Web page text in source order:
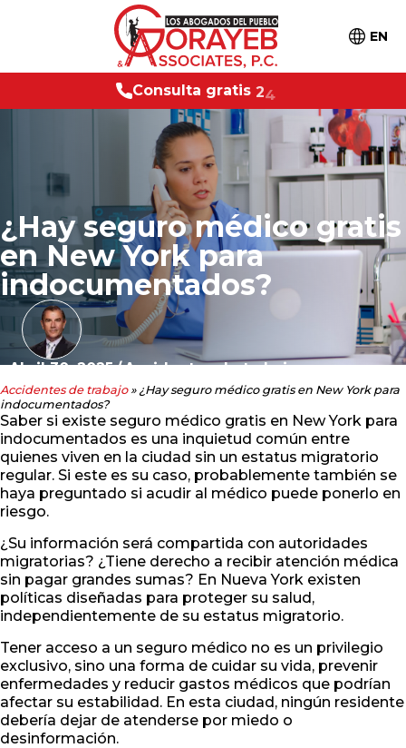
EN
Co
nsulta gratis 24
¿Hay seguro médico gratis
en New York para
indocumentados?
Abril 30, 2025/Accidentes de trabajo
Accidentes de trabajo» ¿Hay seguro médico gratis en New York para
indocumentados?
Saber si existe seguro médico gratis en New York para
indocumentados es una inquietud común entre
quienes viven en la ciudad sin un estatus migratorio
regular. Si este es su caso, probablemente también se
haya preguntado si acudir al médico puede ponerlo en
riesgo.
¿Su información será compartida con autoridades
migratorias? ¿Tiene derecho a recibir atención médica
sin pagar grandes sumas? En Nueva York existen
políticas diseñadas para proteger su salud,
independientemente de su estatus migratorio.
Tener acceso a un seguro médico no es un privilegio
exclusivo, sino una forma de cuidar su vida, prevenir
enfermedades y reducir gastos médicos que podrían
afectar su estabilidad. En esta ciudad, ningún residente
debería dejar de atenderse por miedo o
desinformación.